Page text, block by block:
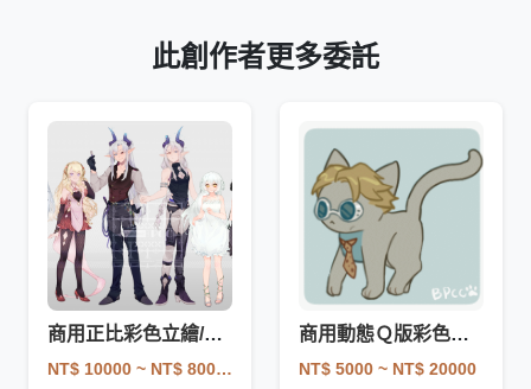
此創作者更多委託
商用正比彩色立繪/角色設計
NT$ 10000 ~ NT$ 80000
商用動態Ｑ版彩色插圖
NT$ 5000 ~ NT$ 20000